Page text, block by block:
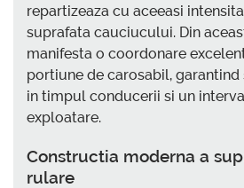
repartizeaza cu aceeasi
suprafata cauciucului. Din
manifesta o coordonare
portiune de carosabil,
in timpul conducerii si un
exploatare.
Constructia moderna a
rulare